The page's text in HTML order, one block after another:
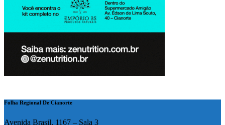
Folha Regional De Cianorte
Avenida Brasil, 1167 – Sala 3